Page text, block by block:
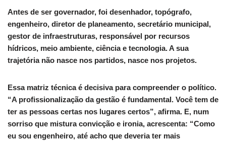
Antes de ser governador, foi desenhador, topógrafo,
engenheiro, diretor de planeamento, secretário municipal,
gestor de infraestruturas, responsável por recursos
hídricos, meio ambiente, ciência e tecnologia. A sua
trajetória não nasce nos partidos, nasce nos projetos.
Essa matriz técnica é decisiva para compreender o político.
“A profissionalização da gestão é fundamental. Você tem de
ter as pessoas certas nos lugares certos”, afirma. E, num
sorriso que mistura convicção e ironia, acrescenta: “Como
eu sou engenheiro, até acho que deveria ter mais